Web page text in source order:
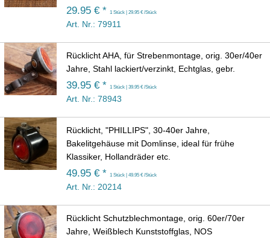
29.95 € * 1 Stück | 29.95 € /Stück
Art. Nr.: 79911
Rücklicht AHA, für Strebenmontage, orig. 30er/40er
Jahre, Stahl lackiert/verzinkt, Echtglas, gebr.
39.95 € * 1 Stück | 39.95 € /Stück
Art. Nr.: 78943
Rücklicht, "PHILLIPS", 30-40er Jahre,
Bakelitgehäuse mit Domlinse, ideal für frühe
Klassiker, Hollandräder etc.
49.95 € * 1 Stück | 49.95 € /Stück
Art. Nr.: 20214
Rücklicht Schutzblechmontage, orig. 60er/70er
Jahre, Weißblech Kunststoffglas, NOS